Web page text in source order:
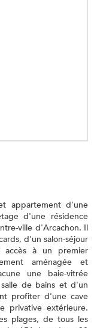
appartement d'une
d'une résidence
ville d'Arcachon. Il
d'un salon-séjour
accès à un premier
aménagée et
une baie-vitrée
de bains et d'un
profiter d'une cave
privative extérieure.
plages, de tous les